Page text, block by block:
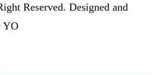
Reserved. Designed and
YO